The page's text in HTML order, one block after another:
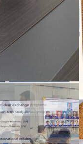
Tibbiyot Instituti
Talabalar
javob (FAQ)